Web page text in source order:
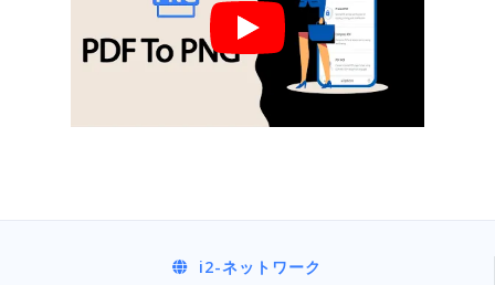
i2-ネットワーク